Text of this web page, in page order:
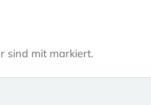
sind mit markiert.